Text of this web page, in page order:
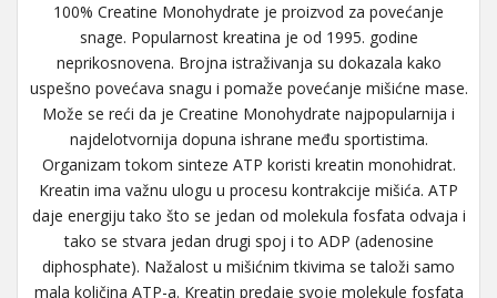
100% Creatine Monohydrate je proizvod za povećanje
snage. Popularnost kreatina je od 1995. godine
neprikosnovena. Brojna istraživanja su dokazala kako
uspešno povećava snagu i pomaže povećanje mišićne mase.
Može se reći da je Creatine Monohydrate najpopularnija i
najdelotvornija dopuna ishrane među sportistima.
Organizam tokom sinteze ATP koristi kreatin monohidrat.
Kreatin ima važnu ulogu u procesu kontrakcije mišića. ATP
daje energiju tako što se jedan od molekula fosfata odvaja i
tako se stvara jedan drugi spoj i to ADP (adenosine
diphosphate). Nažalost u mišićnim tkivima se taloži samo
mala količina ATP-a. Kreatin predaje svoje molekule fosfata